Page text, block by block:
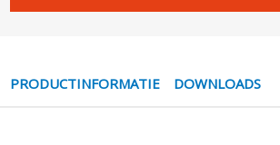
PRODUCTINFORMATIE DOWNLOADS